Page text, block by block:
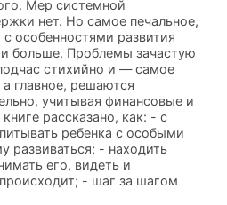
Мер системной
нет. Но самое печальное,
особенностями развития
больше. Проблемы зачастую
стихийно и — самое
главное, решаются
учитывая финансовые и
рассказано, как: - с
ребенка с особыми
развиваться; - находить
его, видеть и
- шаг за шагом